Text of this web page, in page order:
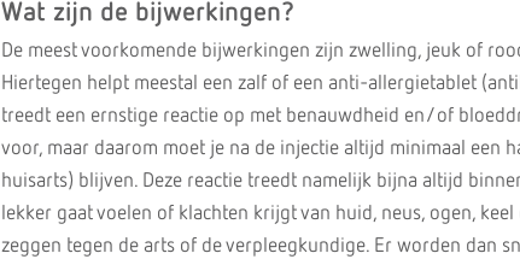
Wat zijn de bijwerkingen?
De meest voorkomende bijwerkingen zijn zwelling, jeuk of
Hiertegen helpt meestal een zalf of een anti-allergietablet
treedt een ernstige reactie op met benauwdheid en/of
voor, maar daarom moet je na de injectie altijd minimaal een
huisarts) blijven. Deze reactie treedt namelijk bijna altijd
lekker gaat voelen of klachten krijgt van huid, neus, ogen,
zeggen tegen de arts of de verpleegkundige. Er worden dan